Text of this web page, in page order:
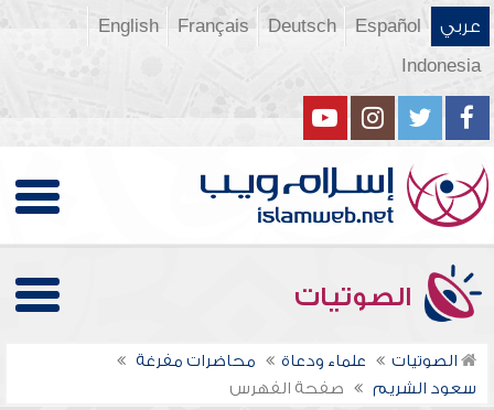
عربي Español
Deutsch
Français
English
Indonesia
الصوتيات
الصوتيات علماء ودعاة
محاضرات مفرغة
سعود الشريم
صفحة الفهرس